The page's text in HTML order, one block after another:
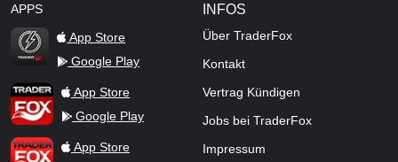
APPS
TraderFox Flash
App Store
Google Play
TraderFox AppApp Store
Google Play
TraderFox ProApp Store
INFOS
Über TraderFox
Kontakt
Vertrag Kündigen
Jobs bei TraderFox
Impressum